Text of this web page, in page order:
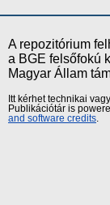
A repozitórium
a BGE felsőfokú
Magyar Állam
Itt kérhet technikai
Publikációtár is
and software credits